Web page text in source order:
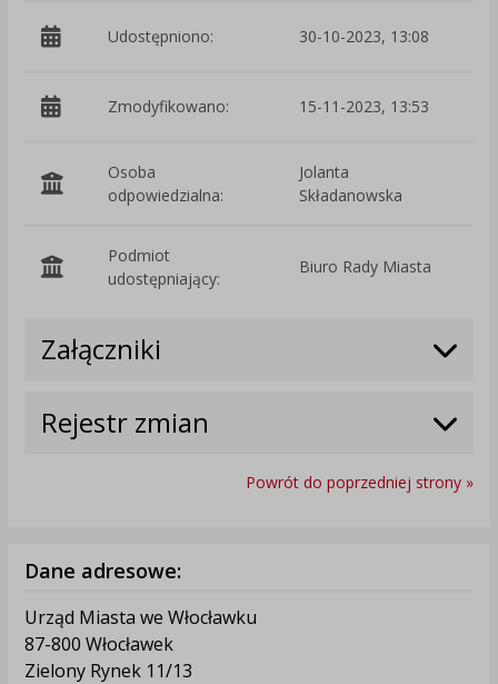
Udostępniono: 30-10-2023, 13:08
Zmodyfikowano: 15-11-2023, 13:53
Osoba
odpowiedzialna:
Jolanta
Składanowska
Podmiot
udostępniający:
Biuro Rady Miasta
Załączniki
Rejestr zmian
Powrót do poprzedniej strony »
Dane adresowe:
Urząd Miasta we Włocławku
87-800 Włocławek
Zielony Rynek 11/13